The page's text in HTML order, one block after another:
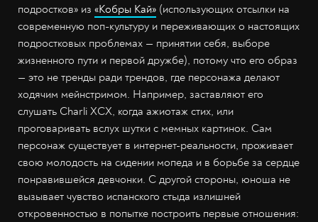
подростков» из «Кобры Кай» (использующих отсылки на
современную поп-культуру и переживающих о настоящих
подростковых проблемах — принятии себя, выборе
жизненного пути и первой дружбе), потому что его образ
— это не тренды ради трендов, где персонажа делают
ходячим мейнстримом. Например, заставляют его
слушать Charli XCX, когда ажиотаж стих, или
проговаривать вслух шутки с мемных картинок. Сам
персонаж существует в интернет-реальности, проживает
свою молодость на сидении мопеда и в борьбе за сердце
понравившейся девчонки. С другой стороны, юноша не
вызывает чувство испанского стыда излишней
откровенностью в попытке построить первые отношения: